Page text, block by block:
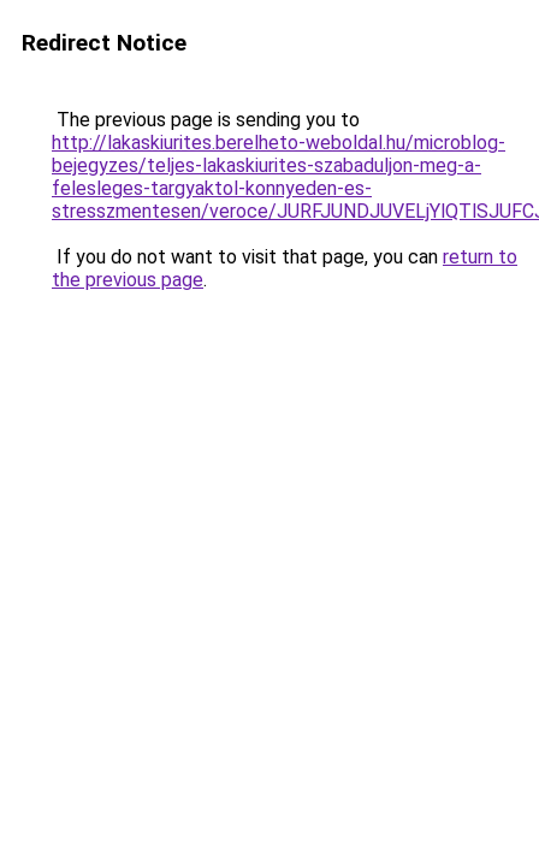
Redirect Notice
The previous page is sending you to
http://lakaskiurites.berelheto-weboldal.hu/microblog-
bejegyzes/teljes-lakaskiurites-szabaduljon-meg-a-
felesleges-targyaktol-konnyeden-es-
stresszmentesen/veroce/
If you do not want to visit that page, you can return to
the previous page.